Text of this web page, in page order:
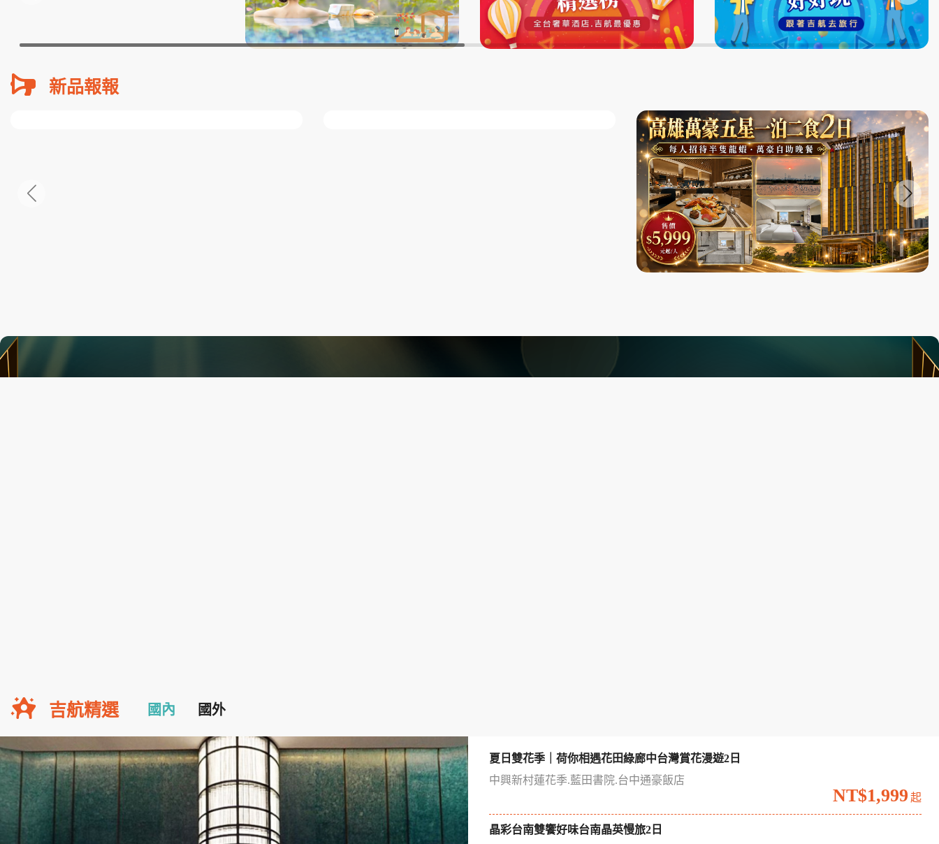
新品報報
吉航精選 國內 國外
夏日雙花季｜荷你相遇花田綠廊中台灣賞花漫遊2日
中興新村蓮花季.藍田書院.台中通豪飯店
NT$1,999 起
晶彩台南雙饗好味台南晶英慢旅2日